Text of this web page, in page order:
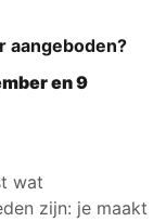
aangeboden?
en 9
wat
zijn: je maakt